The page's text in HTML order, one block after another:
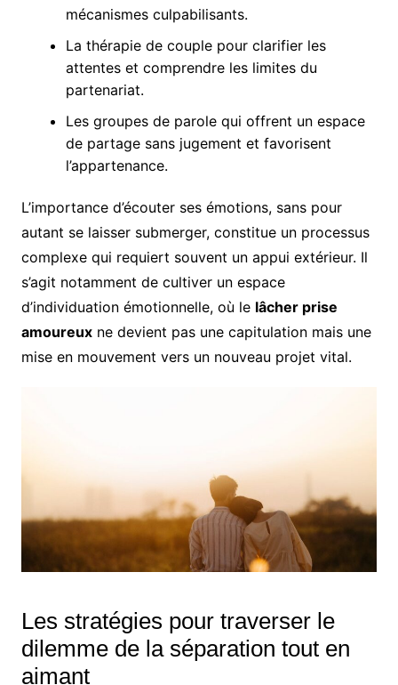
mécanismes culpabilisants.
La thérapie de couple pour clarifier les
attentes et comprendre les limites du
partenariat.
Les groupes de parole qui offrent un espace
de partage sans jugement et favorisent
l’appartenance.
L’importance d’écouter ses émotions, sans pour
autant se laisser submerger, constitue un processus
complexe qui requiert souvent un appui extérieur. Il
s’agit notamment de cultiver un espace
d’individuation émotionnelle, où le lâcher prise
amoureuxne devient pas une capitulation mais une
mise en mouvement vers un nouveau projet vital.
Les stratégies pour traverser le
dilemme de la séparation tout en
aimant